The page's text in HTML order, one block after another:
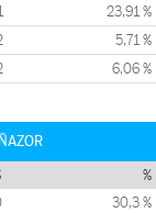
23,91 %
5,71 %
6,06 %
%
30,3 %